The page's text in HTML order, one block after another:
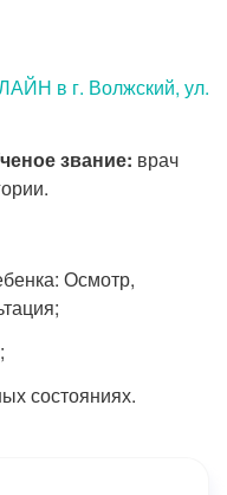
в г. Волжский, ул.
звание: врач
Осмотр,
состояниях.